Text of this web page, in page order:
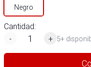
Negro
Cantidad:
-
+ 5+